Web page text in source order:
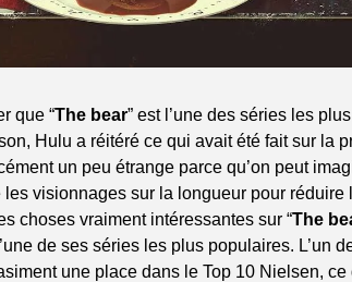
que “The bear” est l’une des séries les
Hulu a réitéré ce qui avait été fait sur la
un peu étrange parce qu’on peut
visionnages sur la longueur pour réduire
choses vraiment intéressantes sur “The
de ses séries les plus populaires. L’un
une place dans le Top 10 Nielsen, ce